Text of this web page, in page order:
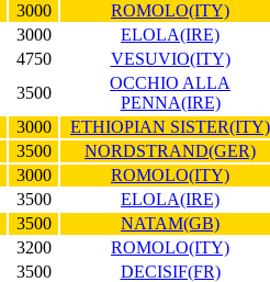
3000
ROMOLO(ITY)
3000
ELOLA(IRE)
4750
VESUVIO(ITY)
3500
OCCHIO ALLA
PENNA(IRE)
3000
ETHIOPIAN SISTER(ITY)
3500
NORDSTRAND(GER)
3000
ROMOLO(ITY)
3500
ELOLA(IRE)
3500
NATAM(GB)
3200
ROMOLO(ITY)
3500
DECISIF(FR)